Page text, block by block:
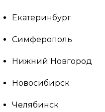
Екатеринбург
Симферополь
Нижний Новгород
Новосибирск
Челябинск